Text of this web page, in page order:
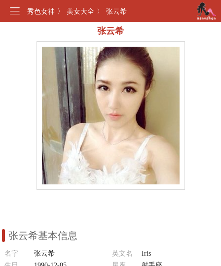
秀色女神 〉 美女大全 〉 张云希
张云希
张云希基本信息
名字 张云希 英文名
Iris